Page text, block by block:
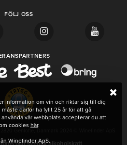
FÖLJ OSS
information om vin och riktar sig till dig
därför ha fyllt 25 år för att gå
vår webbplats accepterar du att
cookies här.
Winefinder ApS.